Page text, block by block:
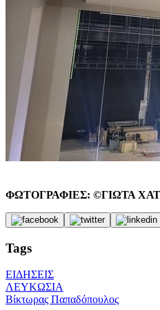
ΦΩΤΟΓΡΑΦΙΕΣ: ©ΓΙΩΤΑ
Tags
ΕΙΔΗΣΕΙΣ
ΛΕΥΚΩΣΙΑ
Βίκτωρας Παπαδόπουλος